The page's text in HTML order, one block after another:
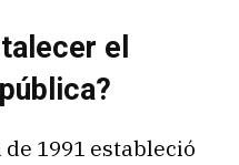
el
1991 estableció